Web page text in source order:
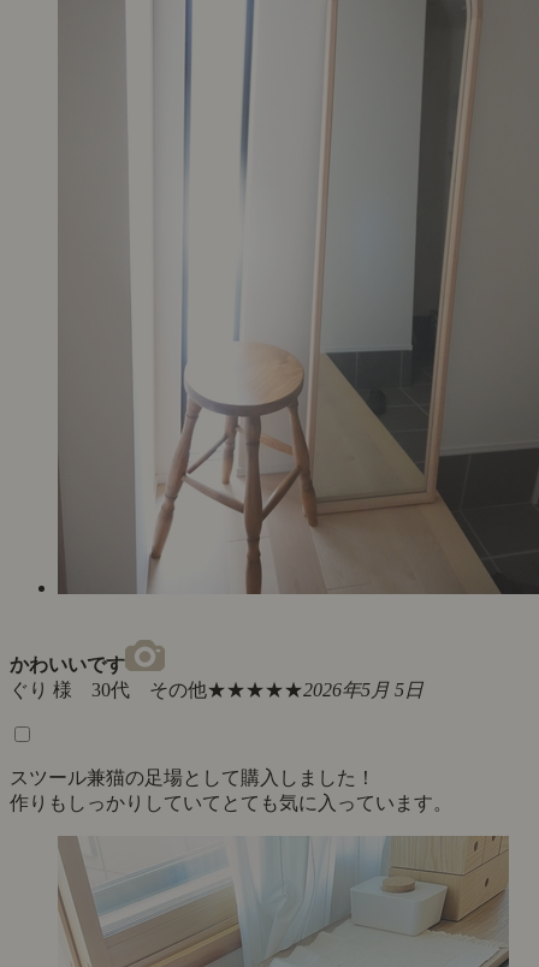
かわいいです
ぐり 様 30代 その他★★★★★2026年5月 5日
スツール兼猫の足場として購入しました！
作りもしっかりしていてとても気に入っています。